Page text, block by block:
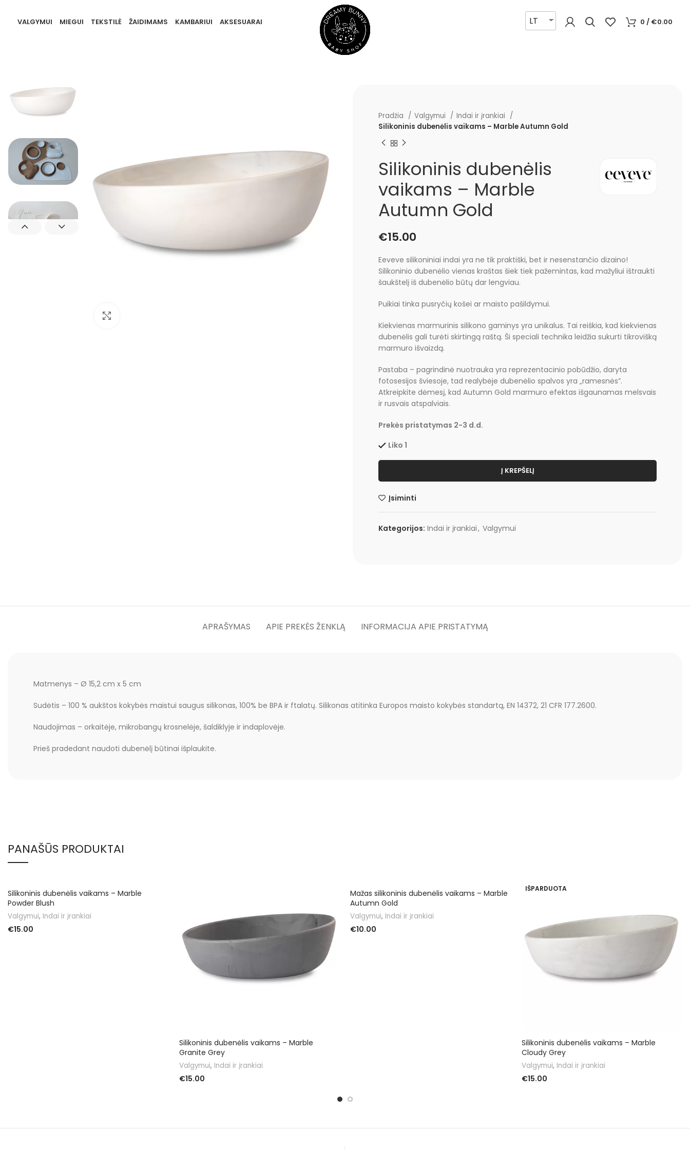
VALGYMUI MIEGUI TEKSTILĖ ŽAIDIMAMS KAMBARIUI AKSESUARAI LT 0/ €0.00
Pradžia Valgymui
Indai ir įrankiai
Silikoninis dubenėlis vaikams – Marble Autumn Gold
Silikoninis dubenėlis
vaikams – Marble
Autumn Gold
€15.00
Eeveve silikoniniai indai yra ne tik praktiški, bet ir nesenstančio dizaino!
Silikoninio dubenėlio vienas kraštas šiek tiek pažemintas, kad mažyliui ištraukti
šaukštelį iš dubenėlio būtų dar lengviau.
Puikiai tinka pusryčių košei ar maisto pašildymui.
Kiekvienas marmurinis silikono gaminys yra unikalus. Tai reiškia, kad kiekvienas
dubenėlis gali turėti skirtingą raštą. Ši speciali technika leidžia sukurti tikrovišką
marmuro išvaizdą.
Pastaba – pagrindinė nuotrauka yra reprezentacinio pobūdžio, daryta
fotosesijos šviesoje, tad realybėje dubenėlio spalvos yra „ramesnės”.
Atkreipkite dėmesį, kad Autumn Gold marmuro efektas išgaunamas melsvais
ir rusvais atspalviais.
Prekės pristatymas 2-3 d.d.
Liko 1
Į KREPŠELĮ
Įsiminti
Kategorijos: Indai ir įrankiai, Valgymui
APRAŠYMAS APIE PREKĖS ŽENKLĄ INFORMACIJA APIE PRISTATYMĄ
Matmenys – Ø 15,2 cm x 5 cm
Sudėtis – 100 % aukštos kokybės maistui saugus silikonas, 100% be BPA ir ftalatų. Silikonas atitinka Europos maisto kokybės standartą, EN 14372, 21 CFR 177.2600.
Naudojimas – orkaitėje, mikrobangų krosnelėje, šaldiklyje ir indaplovėje.
Prieš pradedant naudoti dubenėlį būtinai išplaukite.
PANAŠŪS PRODUKTAI
IŠPARDUOTA
Silikoninis dubenėlis vaikams – Marble
Powder Blush
Valgymui, Indai ir įrankiai
€15.00
Silikoninis dubenėlis vaikams – Marble
Granite Grey
Valgymui, Indai ir įrankiai
€15.00
Mažas silikoninis dubenėlis vaikams – Marble
Autumn Gold
Valgymui, Indai ir įrankiai
€10.00
IŠPARDUOTA
Silikoninis dubenėlis vaikams – Marble
Cloudy Grey
Valgymui, Indai ir įrankiai
€15.00